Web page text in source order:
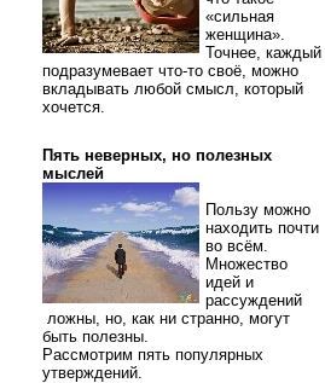
«сильная
женщина».
Точнее, каждый
подразумевает что-то своё, можно
вкладывать любой смысл, который
хочется.
Пять неверных, но полезных
мыслей
Пользу можно
находить почти
во всём.
Множество
идей и
рассуждений
ложны, но, как ни странно, могут
быть полезны.
Рассмотрим пять популярных
утверждений.